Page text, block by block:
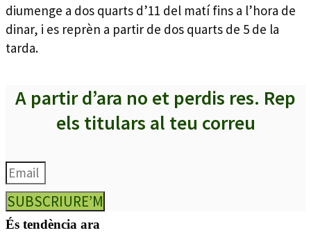
diumenge a dos quarts d’11 del matí fins a l’hora de
dinar, i es reprèn a partir de dos quarts de 5 de la
tarda.
A partir d’ara no et perdis res. Rep
els titulars al teu correu
SUBSCRIURE’M
És tendència ara